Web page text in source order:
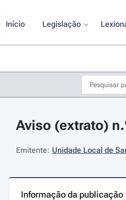
Início Legislação
Aviso (extrato)
Emitente: Unidade Local de
Informação da publicação